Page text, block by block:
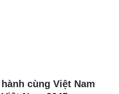
cùng Việt Nam